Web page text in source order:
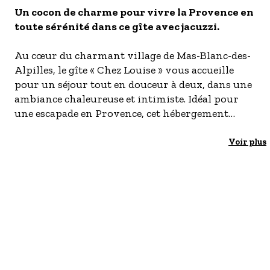
- Les établissements Accueil vélo
LES OFFRES MYPROVENCE
S'inscrire à nos newsletters
Un cocon de charme pour vivre la Provence en
toute sérénité dans ce gîte avec jacuzzi.
Au cœur du charmant village de Mas-Blanc-des-
Alpilles, le gîte « Chez Louise » vous accueille
pour un séjour tout en douceur à deux, dans une
ambiance chaleureuse et intimiste. Idéal pour
une escapade en Provence, cet hébergement
Voir plus